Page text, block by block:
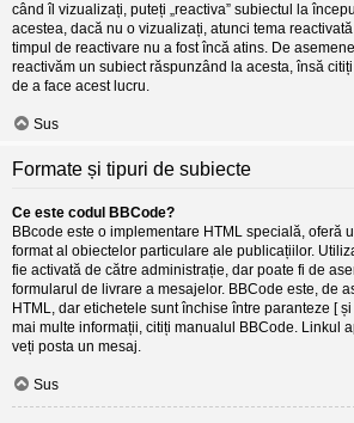
când îl vizualizați, puteți „reactiva” subiectul la
acestea, dacă nu o vizualizați, atunci tema
timpul de reactivare nu a fost încă atins. De
reactivăm un subiect răspunzând la acesta, însă
de a face acest lucru.
Sus
Formate și tipuri de subiecte
Ce este codul BBCode?
BBcode este o implementare HTML specială, oferă
format al obiectelor particulare ale publicațiilor.
fie activată de către administrație, dar poate fi de
formularul de livrare a mesajelor. BBCode este, de
HTML, dar etichetele sunt închise între paranteze [
mai multe informații, citiți manualul BBCode. Linkul
veți posta un mesaj.
Sus